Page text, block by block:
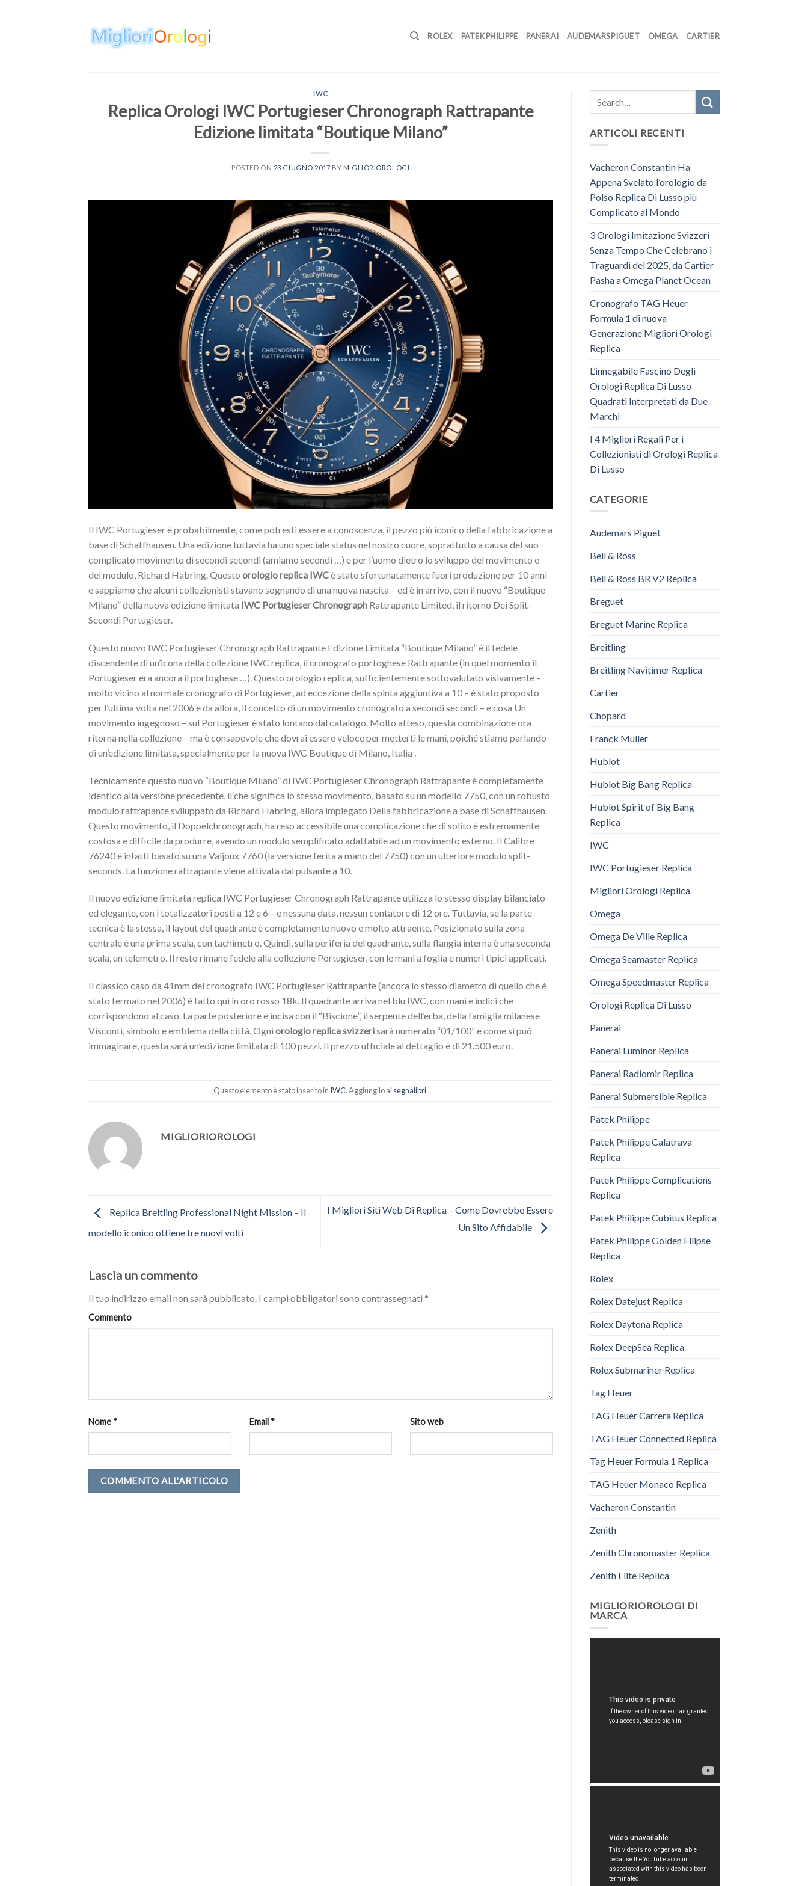
ROLEX PATEK PHILIPPE PANERAI AUDEMARS PIGUET OMEGA CARTIER
IWC
Replica Orologi IWC Portugieser Chronograph Rattrapante
Edizione limitata “Boutique Milano”
POSTED ON 23 GIUGNO 2017 BY MIGLIORIOROLOGI
Il IWC Portugieser è probabilmente, come potresti essere a conoscenza, il pezzo più iconico della fabbricazione a
base di Schaffhausen. Una edizione tuttavia ha uno speciale status nel nostro cuore, soprattutto a causa del suo
complicato movimento di secondi secondi (amiamo secondi …) e per l’uomo dietro lo sviluppo del movimento e
del modulo, Richard Habring. Questo orologio replica IWCè stato sfortunatamente fuori produzione per 10 anni
e sappiamo che alcuni collezionisti stavano sognando di una nuova nascita – ed è in arrivo, con il nuovo “Boutique
Milano” della nuova edizione limitata IWC Portugieser Chronograph Rattrapante Limited, il ritorno Dei Split-
Secondi Portugieser.
Questo nuovo IWC Portugieser Chronograph Rattrapante Edizione Limitata “Boutique Milano” è il fedele
discendente di un’icona della collezione IWC replica, il cronografo portoghese Rattrapante (in quel momento il
Portugieser era ancora il portoghese …). Questo orologio replica, sufficientemente sottovalutato visivamente –
molto vicino al normale cronografo di Portugieser, ad eccezione della spinta aggiuntiva a 10 – è stato proposto
per l’ultima volta nel 2006 e da allora, il concetto di un movimento cronografo a secondi secondi – e cosa Un
movimento ingegnoso – sul Portugieser è stato lontano dal catalogo. Molto atteso, questa combinazione ora
ritorna nella collezione – ma è consapevole che dovrai essere veloce per metterti le mani, poiché stiamo parlando
di un’edizione limitata, specialmente per la nuova IWC Boutique di Milano, Italia .
Tecnicamente questo nuovo “Boutique Milano” di IWC Portugieser Chronograph Rattrapante è completamente
identico alla versione precedente, il che significa lo stesso movimento, basato su un modello 7750, con un robusto
modulo rattrapante sviluppato da Richard Habring, allora impiegato Della fabbricazione a base di Schaffhausen.
Questo movimento, il Doppelchronograph, ha reso accessibile una complicazione che di solito è estremamente
costosa e difficile da produrre, avendo un modulo semplificato adattabile ad un movimento esterno. Il Calibre
76240 è infatti basato su una Valjoux 7760 (la versione ferita a mano del 7750) con un ulteriore modulo split-
seconds. La funzione rattrapante viene attivata dal pulsante a 10.
Il nuovo edizione limitata replica IWC Portugieser Chronograph Rattrapante utilizza lo stesso display bilanciato
ed elegante, con i totalizzatori posti a 12 e 6 – e nessuna data, nessun contatore di 12 ore. Tuttavia, se la parte
tecnica è la stessa, il layout del quadrante è completamente nuovo e molto attraente. Posizionato sulla zona
centrale è una prima scala, con tachimetro. Quindi, sulla periferia del quadrante, sulla flangia interna è una seconda
scala, un telemetro. Il resto rimane fedele alla collezione Portugieser, con le mani a foglia e numeri tipici applicati.
Il classico caso da 41mm del cronografo IWC Portugieser Rattrapante (ancora lo stesso diametro di quello che è
stato fermato nel 2006) è fatto qui in oro rosso 18k. Il quadrante arriva nel blu IWC, con mani e indici che
corrispondono al caso. La parte posteriore è incisa con il “Biscione”, il serpente dell’erba, della famiglia milanese
Visconti, simbolo e emblema della città. Ogni orologio replica svizzerisarà numerato “01/100” e come si può
immaginare, questa sarà un’edizione limitata di 100 pezzi. Il prezzo ufficiale al dettaglio è di 21.500 euro.
Questo elemento è stato inserito in IWC. Aggiungilo aisegnalibri.
MIGLIORIOROLOGI
Replica Breitling Professional Night Mission – Il
modello iconico ottiene tre nuovi volti
I Migliori Siti Web Di Replica – Come Dovrebbe Essere
Un Sito Affidabile
Lascia un commento
Il tuo indirizzo email non sarà pubblicato. I campi obbligatori sono contrassegnati *
Commento
Nome * Email * Sito web
ARTICOLI RECENTI
Vacheron Constantin Ha
Appena Svelato l’orologio da
Polso Replica Di Lusso più
Complicato al Mondo
3 Orologi Imitazione Svizzeri
Senza Tempo Che Celebrano i
Traguardi del 2025, da Cartier
Pasha a Omega Planet Ocean
Cronografo TAG Heuer
Formula 1 di nuova
Generazione Migliori Orologi
Replica
L’innegabile Fascino Degli
Orologi Replica Di Lusso
Quadrati Interpretati da Due
Marchi
I 4 Migliori Regali Per i
Collezionisti di Orologi Replica
Di Lusso
CATEGORIE
Audemars Piguet
Bell & Ross
Bell & Ross BR V2 Replica
Breguet
Breguet Marine Replica
Breitling
Breitling Navitimer Replica
Cartier
Chopard
Franck Muller
Hublot
Hublot Big Bang Replica
Hublot Spirit of Big Bang
Replica
IWC
IWC Portugieser Replica
Migliori Orologi Replica
Omega
Omega De Ville Replica
Omega Seamaster Replica
Omega Speedmaster Replica
Orologi Replica Di Lusso
Panerai
Panerai Luminor Replica
Panerai Radiomir Replica
Panerai Submersible Replica
Patek Philippe
Patek Philippe Calatrava
Replica
Patek Philippe Complications
Replica
Patek Philippe Cubitus Replica
Patek Philippe Golden Ellipse
Replica
Rolex
Rolex Datejust Replica
Rolex Daytona Replica
Rolex DeepSea Replica
Rolex Submariner Replica
Tag Heuer
TAG Heuer Carrera Replica
TAG Heuer Connected Replica
Tag Heuer Formula 1 Replica
TAG Heuer Monaco Replica
Vacheron Constantin
Zenith
Zenith Chronomaster Replica
Zenith Elite Replica
MIGLIORIOROLOGI DI
MARCA